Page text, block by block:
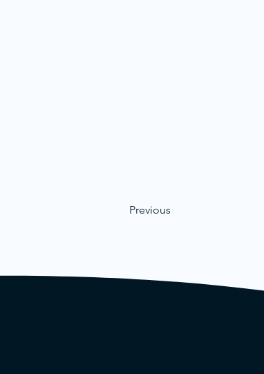
Previous